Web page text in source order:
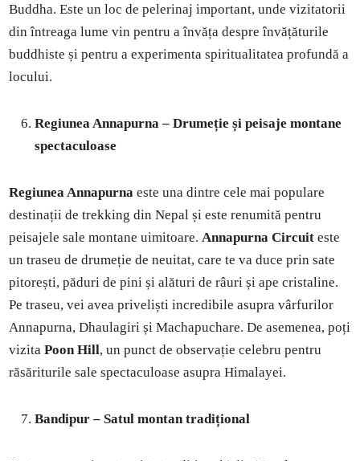
Buddha. Este un loc de pelerinaj important, unde vizitatorii
din întreaga lume vin pentru a învăța despre învățăturile
buddhiste și pentru a experimenta spiritualitatea profundă a
locului.
Regiunea Annapurna – Drumeție și peisaje montane
spectaculoase
Regiunea Annapurna este una dintre cele mai populare
destinații de trekking din Nepal și este renumită pentru
peisajele sale montane uimitoare. Annapurna Circuit este
un traseu de drumeție de neuitat, care te va duce prin sate
pitorești, păduri de pini și alături de râuri și ape cristaline.
Pe traseu, vei avea priveliști incredibile asupra vârfurilor
Annapurna, Dhaulagiri și Machapuchare. De asemenea, poți
vizitaPoon Hill, un punct de observație celebru pentru
răsăriturile sale spectaculoase asupra Himalayei.
Bandipur – Satul montan tradițional